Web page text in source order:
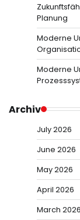
Planung
Moderne
Moderne
Archiv
July 2026
June 2026
May 2026
April 2026
March 2026